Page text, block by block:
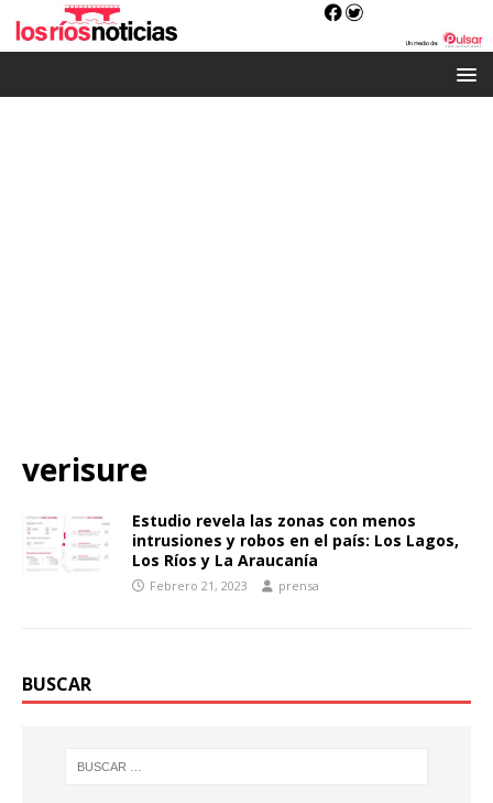
verisure
Estudio revela las zonas con menos
intrusiones y robos en el país: Los Lagos,
Los Ríos y La Araucanía
Febrero 21, 2023 prensa
BUSCAR